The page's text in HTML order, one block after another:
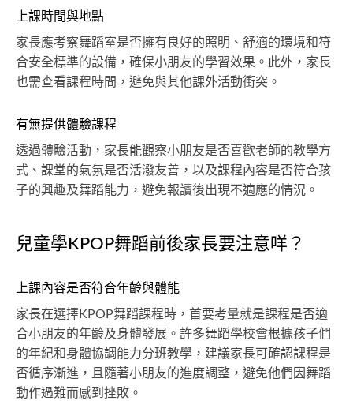
上課時間與地點
家長應考察舞蹈室是否擁有良好的照明、舒適的環境和符
合安全標準的設備，確保小朋友的學習效果。此外，家長
也需查看課程時間，避免與其他課外活動衝突。
有無提供體驗課程
透過體驗活動，家長能觀察小朋友是否喜歡老師的教學方
式、課堂的氣氛是否活潑友善，以及課程內容是否符合孩
子的興趣及舞蹈能力，避免報讀後出現不適應的情況。
兒童學KPOP舞蹈前後家長要注意咩？
上課內容是否符合年齡與體能
家長在選擇KPOP舞蹈課程時，首要考量就是課程是否適
合小朋友的年齡及身體發展。許多舞蹈學校會根據孩子們
的年紀和身體協調能力分班教學，建議家長可確認課程是
否循序漸進，且隨著小朋友的進度調整，避免他們因舞蹈
動作過難而感到挫敗。